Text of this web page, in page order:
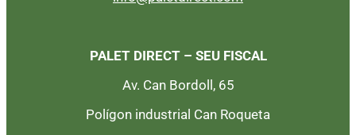
PALET DIRECT – SEU FISCAL
Av. Can Bordoll, 65
Polígon industrial Can Roqueta